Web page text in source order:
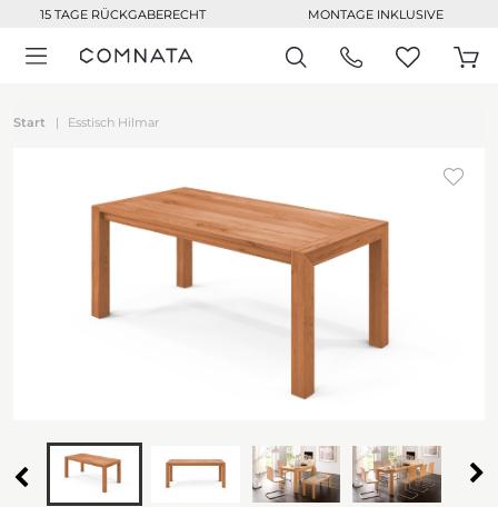
15 TAGE RÜCKGABERECHT MONTAGE INKLUSIVE
Start Esstisch Hilmar